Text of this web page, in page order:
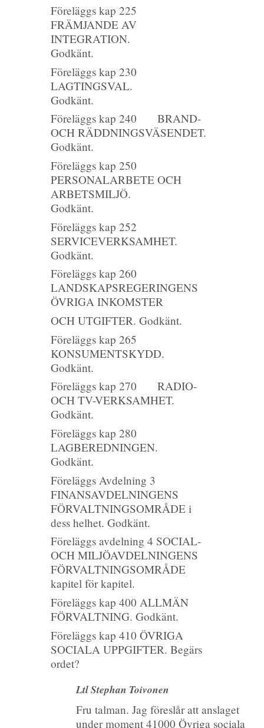
Föreläggs kap 225
FRÄMJANDE AV
INTEGRATION.
Godkänt.
Föreläggs kap 230
LAGTINGSVAL.
Godkänt.
Föreläggs kap 240 BRAND-
OCH RÄDDNINGSVÄSENDET.
Godkänt.
Föreläggs kap 250
PERSONALARBETE OCH
ARBETSMILJÖ.
Godkänt.
Föreläggs kap 252
SERVICEVERKSAMHET.
Godkänt.
Föreläggs kap 260
LANDSKAPSREGERINGENS
ÖVRIGA INKOMSTER
OCH UTGIFTER. Godkänt.
Föreläggs kap 265
KONSUMENTSKYDD.
Föreläggs kap 270 RADIO-
OCH TV-VERKSAMHET.
Godkänt.
Föreläggs kap 280
LAGBEREDNINGEN.
Godkänt.
Föreläggs Avdelning 3
FINANSAVDELNINGENS
FÖRVALTNINGSOMRÅDE i
dess helhet. Godkänt.
Föreläggs avdelning 4 SOCIAL-
OCH MILJÖAVDELNINGENS
FÖRVALTNINGSOMRÅDE
kapitel för kapitel.
Föreläggs kap 400 ALLMÄN
FÖRVALTNING. Godkänt.
Föreläggs kap 410 ÖVRIGA
SOCIALA UPPGIFTER. Begärs
ordet?
Ltl Stephan Toivonen
Fru talman. Jag föreslår att anslaget
under moment 41000 Övriga sociala